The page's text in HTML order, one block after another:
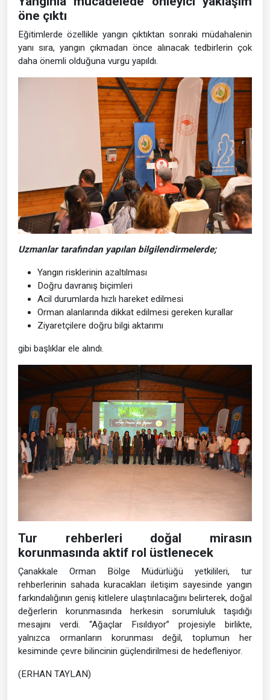
öne çıktı
Eğitimlerde özellikle yangın çıktıktan sonraki müdahalenin
yanı sıra, yangın çıkmadan önce alınacak tedbirlerin çok
daha önemli olduğuna vurgu yapıldı.
Uzmanlar tarafından yapılan bilgilendirmelerde;
Yangın risklerinin azaltılması
Doğru davranış biçimleri
Acil durumlarda hızlı hareket edilmesi
Orman alanlarında dikkat edilmesi gereken kurallar
Ziyaretçilere doğru bilgi aktarımı
gibi başlıklar ele alındı.
Tur rehberleri doğal mirasın
korunmasında aktif rol üstlenecek
Çanakkale Orman Bölge Müdürlüğü yetkilileri, tur
rehberlerinin sahada kuracakları iletişim sayesinde yangın
farkındalığının geniş kitlelere ulaştırılacağını belirterek, doğal
değerlerin korunmasında herkesin sorumluluk taşıdığı
mesajını verdi. “Ağaçlar Fısıldıyor” projesiyle birlikte,
yalnızca ormanların korunması değil, toplumun her
kesiminde çevre bilincinin güçlendirilmesi de hedefleniyor.
(ERHAN TAYLAN)